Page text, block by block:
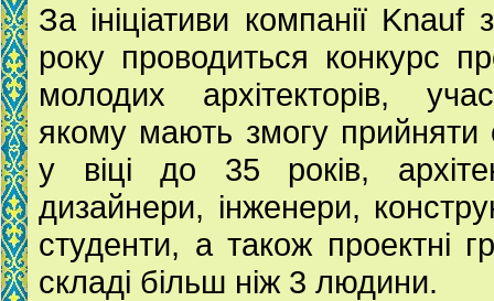
За ініціативи компанії Knauf
року проводиться конкурс
молодих архітекторів,
якому мають змогу прийняти
у віці до 35 років,
дизайнери, інженери,
студенти, а також проектні
складі більш ніж 3 людини.